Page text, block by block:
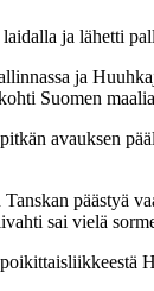
ja lähetti
ja
Suomen
avauksen
päästyä
sai vielä